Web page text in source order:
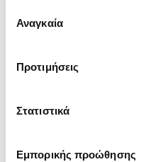
ενδιαφέρουν και να
συγκατάθεσης
Αναγκαία
Προτιμήσεις
Στατιστικά
Εμπορικής προώθησης